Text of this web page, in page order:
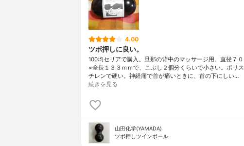
4.00
ツボ押しに良い。
100均セリアで購入。旦那の背中のマッサージ用。直径７０
×全長１３３ｍｍで、こぶし２個分くらいで小さい。ポリス
チレンで硬い。神経痛で首が痛いときに、首の下にしい…
続きを見る
山田化学(YAMADA)
ツボ押しツインボール